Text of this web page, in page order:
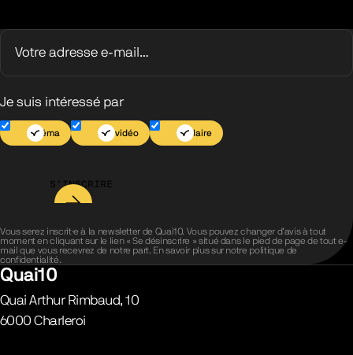
Je suis intéressé par
Cinéma Jeu vidéo Scolaire
S’INSCRIRE
Vous serez inscrit·e à la newsletter de Quai10. Vous pouvez changer d’avis à tout
moment en cliquant sur le lien « Se désinscrire » situé dans le pied de page de tout e-
mail que vous recevrez de notre part. En savoir plus sur notre politique de
confidentialité.
Quai10
Quai Arthur Rimbaud, 10
6000 Charleroi